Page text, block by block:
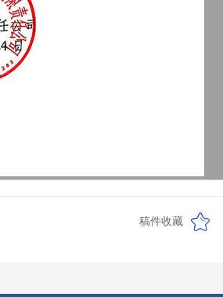
稿件收藏